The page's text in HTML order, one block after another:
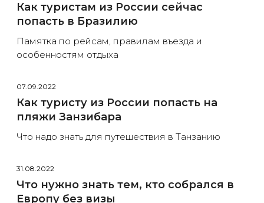
Как туристам из России сейчас
попасть в Бразилию
Памятка по рейсам, правилам въезда и
особенностям отдыха
07.09.2022
Как туристу из России попасть на
пляжи Занзибара
Что надо знать для путешествия в Танзанию
31.08.2022
Что нужно знать тем, кто собрался в
Европу без визы